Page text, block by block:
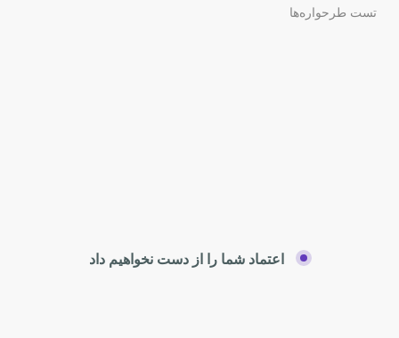
تست طرحواره‌ها
اعتماد شما را از دست نخواهیم داد